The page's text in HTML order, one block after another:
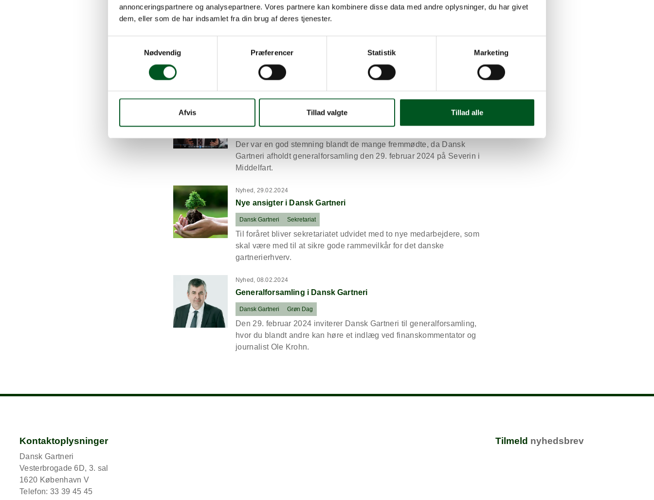
annonceringspartnere og analysepartnere. Vores partnere kan kombinere disse data med andre oplysninger, du har givet
dem, eller som de har indsamlet fra din brug af deres tjenester.
Nødvendig
Præferencer Statistik Marketing
Afvis Tillad valgte Tillad alle
Read more about Laubjergs Planteskole er Årets Gartner 2024
Nyhed, 01.03.2024
Laubjergs Planteskole er Årets Gartner 2024
Ved Dansk Gartneris generalforsamling den 29. februar 2024 blev
Laubjergs Planteskole hædret for sin innovative og fremsynede
tilgang til deres produkter.
Read more about Dansk Gartneris generalforsamling
Nyhed, 01.03.2024
Dansk Gartneris generalforsamling
Der var en god stemning blandt de mange fremmødte, da Dansk
Gartneri afholdt generalforsamling den 29. februar 2024 på Severin i
Middelfart.
Read more about Nye ansigter i Dansk Gartneri
Nyhed, 29.02.2024
Nye ansigter i Dansk Gartneri
Dansk Gartneri Sekretariat
Til foråret bliver sekretariatet udvidet med to nye medarbejdere, som
skal være med til at sikre gode rammevilkår for det danske
gartnerierhverv.
Read more about Generalforsamling i Dansk Gartneri
Nyhed, 08.02.2024
Generalforsamling i Dansk Gartneri
Dansk Gartneri Grøn Dag
Den 29. februar 2024 inviterer Dansk Gartneri til generalforsamling,
hvor du blandt andre kan høre et indlæg ved finanskommentator og
journalist Ole Krohn.
Kontaktoplysninger
Dansk Gartneri
Vesterbrogade 6D, 3. sal
1620 København V
Telefon: 33 39 45 45
Tilmeld nyhedsbrev